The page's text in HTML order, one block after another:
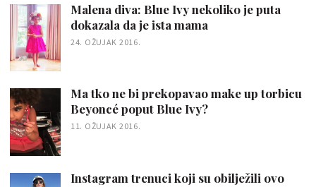
Malena diva: Blue Ivy nekoliko je puta
dokazala da je ista mama
24. OŽUJAK 2016.
Ma tko ne bi prekopavao make up torbicu
Beyoncé poput Blue Ivy?
11. OŽUJAK 2016.
Instagram trenuci koji su obilježili ovo